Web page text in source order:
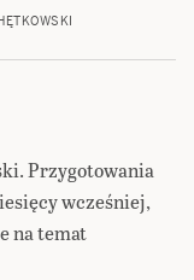
Przygotowania
wcześniej,
na temat